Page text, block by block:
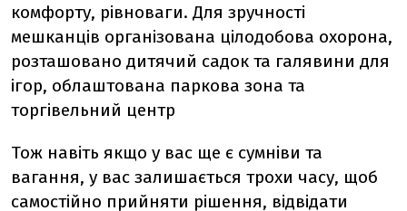
комфорту, рівноваги. Для зручності
мешканців організована цілодобова охорона,
розташовано дитячий садок та галявини для
ігор, облаштована паркова зона та
торгівельний центр
Тож навіть якщо у вас ще є сумніви та
вагання, у вас залишається трохи часу, щоб
самостійно прийняти рішення, відвідати